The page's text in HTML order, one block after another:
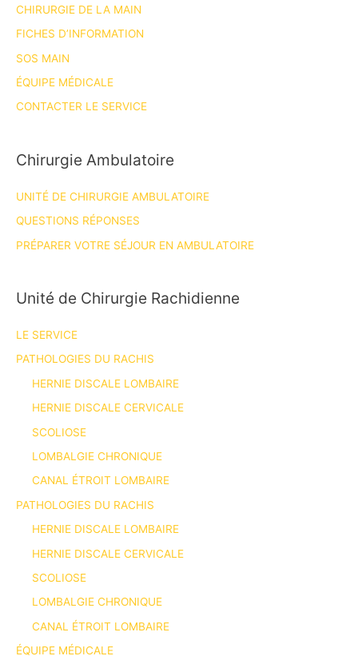
CHIRURGIE DE LA MAIN
FICHES D’INFORMATION
SOS MAIN
ÉQUIPE MÉDICALE
CONTACTER LE SERVICE
Chirurgie Ambulatoire
UNITÉ DE CHIRURGIE AMBULATOIRE
QUESTIONS RÉPONSES
PRÉPARER VOTRE SÉJOUR EN AMBULATOIRE
Unité de Chirurgie Rachidienne
LE SERVICE
PATHOLOGIES DU RACHIS
HERNIE DISCALE LOMBAIRE
HERNIE DISCALE CERVICALE
SCOLIOSE
LOMBALGIE CHRONIQUE
CANAL ÉTROIT LOMBAIRE
PATHOLOGIES DU RACHIS
HERNIE DISCALE LOMBAIRE
HERNIE DISCALE CERVICALE
SCOLIOSE
LOMBALGIE CHRONIQUE
CANAL ÉTROIT LOMBAIRE
ÉQUIPE MÉDICALE